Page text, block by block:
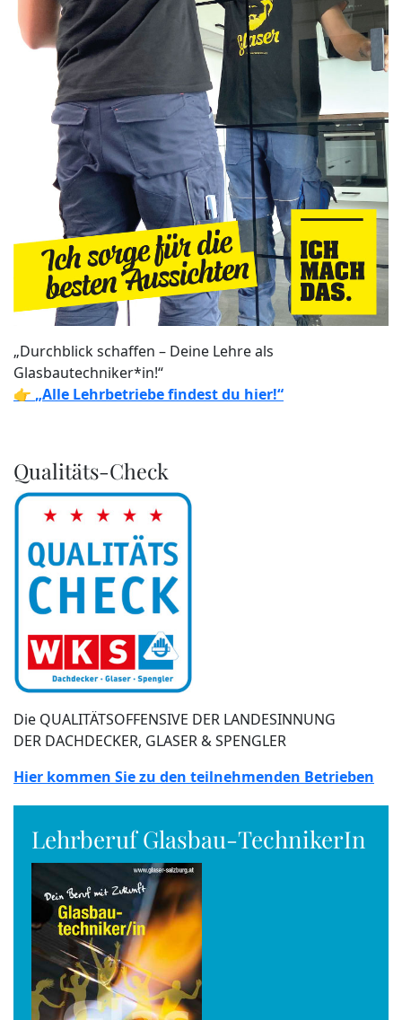
„Durchblick schaffen – Deine Lehre als
Glasbautechniker*in!“
👉 „Alle Lehrbetriebe findest du hier!“
Qualitäts-Check
Die QUALITÄTSOFFENSIVE DER LANDESINNUNG
DER DACHDECKER, GLASER & SPENGLER
Hier kommen Sie zu den teilnehmenden Betrieben
Lehrberuf Glasbau-TechnikerIn